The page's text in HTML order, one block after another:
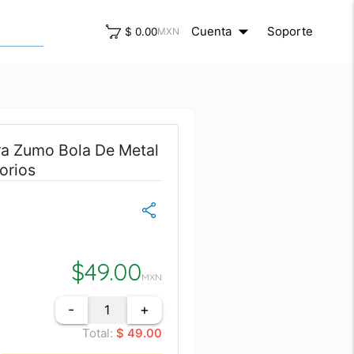
$ 0.00MXN Cuenta arrow_drop_down Soporte
Zumo Bola De Metal
$49.00MXN
- +
Total:$ 49.00